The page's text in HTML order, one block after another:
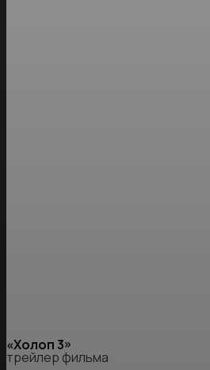
«Холоп 3»
трейлер фильма